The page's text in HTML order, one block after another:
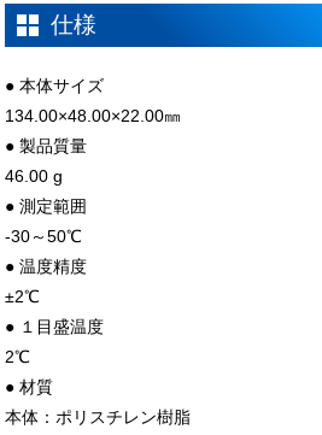
仕様
● 本体サイズ
134.00×48.00×22.00㎜
● 製品質量
46.00 g
● 測定範囲
-30～50℃
● 温度精度
±2℃
● １目盛温度
2℃
● 材質
本体：ポリスチレン樹脂